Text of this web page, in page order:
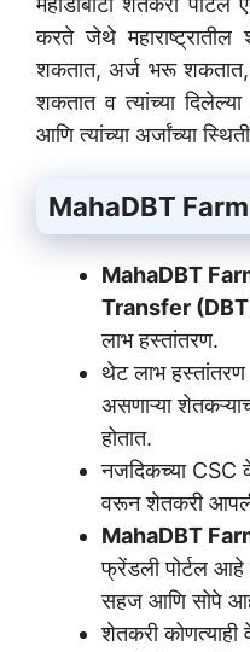
करते जेथे
शकतात, अर्ज भरू
शकतात व त्यांच्या
आणि त्यांच्या अर्जांच्या
MahaDBT
MahaDBT
Transfer
लाभ हस्तांतरण.
थेट लाभ हस्तांतरण
असणाऱ्या
होतात.
नजदिकच्या CSC
वरून शेतकरी
MahaDBT
फ्रेंडली पोर्टल आहे
सहज आणि सोपे
शेतकरी